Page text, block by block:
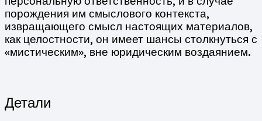
порождения им смыслового контекста,
извращающего смысл настоящих материалов,
как целостности, он имеет шансы столкнуться с
«мистическим», вне юридическим воздаянием.
Детали